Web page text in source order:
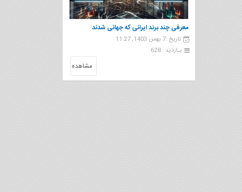
معرفی چند برند ایرانی که جهانی شدند
تاریخ :7 بهمن 1403, 11:27
بـازدید : 628
مشاهده